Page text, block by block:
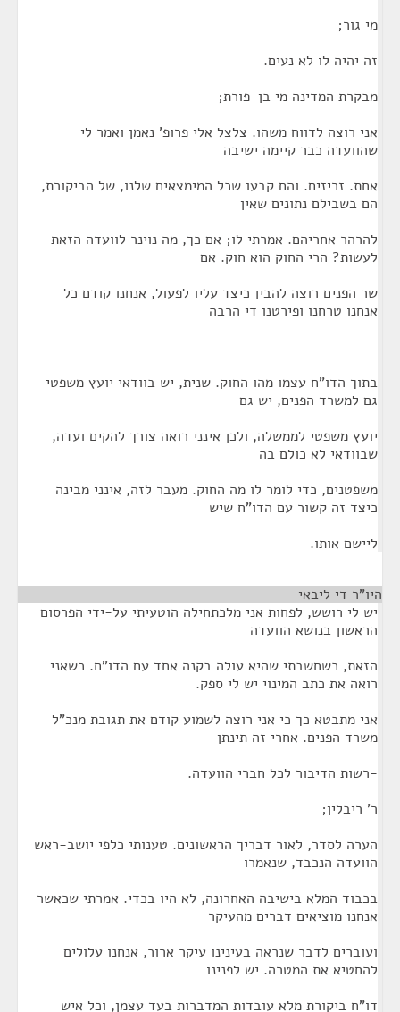
מי גור;
זה יהיה לו לא נעים.
מבקרת המדינה מי בן-פורת;
אני רוצה לדווח משהו. צלצל אלי פרופ' נאמן ואמר לי
שהוועדה כבר קיימה ישיבה
אחת. זריזים. והם קבעו שכל המימצאים שלנו, של הביקורת,
הם בשבילם נתונים שאין
להרהר אחריהם. אמרתי לו; אם כך, מה נוינר לוועדה הזאת
לעשות? הרי החוק הוא חוק. אם
שר הפנים רוצה להבין כיצד עליו לפעול, אנחנו קודם כל
אנחנו טרחנו ופירטנו די הרבה
בתוך הדו"ח עצמו מהו החוק. שנית, יש בוודאי יועץ משפטי
גם למשרד הפנים, יש גם
יועץ משפטי לממשלה, ולכן אינני רואה צורך להקים ועדה,
שבוודאי לא כולם בה
משפטנים, כדי לומר לו מה החוק. מעבר לזה, אינני מבינה
כיצד זה קשור עם הדו"ח שיש
ליישם אותו.
היו"ר די ליבאי
יש לי רושש, לפחות אני מלכתחילה הוטעיתי על-ידי הפרסום
הראשון בנושא הוועדה
הזאת, כשחשבתי שהיא עולה בקנה אחד עם הדו"ח. כשאני
רואה את כתב המינוי יש לי ספק.
אני מתבטא כך כי אני רוצה לשמוע קודם את תגובת מנכ"ל
משרד הפנים. אחרי זה תינתן
-רשות הדיבור לכל חברי הוועדה.
ר' ריבלין;
הערה לסדר, לאור דבריך הראשונים. טענותי כלפי יושב-ראש
הוועדה הנכבד, שנאמרו
בכבוד המלא בישיבה האחרונה, לא היו בכדי. אמרתי שכאשר
אנחנו מוציאים דברים מהעיקר
ועוברים לדבר שנראה בעינינו עיקר ארור, אנחנו עלולים
להחטיא את המטרה. יש לפנינו
דו"ח ביקורת מלא עובדות המדברות בעד עצמן, וכל איש